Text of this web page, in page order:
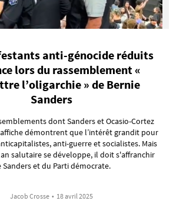
anti-génocide réduits
lors du rassemblement «
l’oligarchie » de Bernie
Sanders
dont Sanders et Ocasio-Cortez
démontrent que l’intérêt grandit pour
anti-guerre et socialistes. Mais
salutaire se développe, il doit s'affranchir
Sanders et du Parti démocrate.
Jacob Crosse • 18 avril 2025